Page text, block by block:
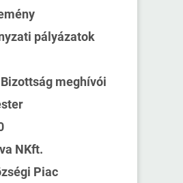
pályázatok
meghívói
NKft.
Piac